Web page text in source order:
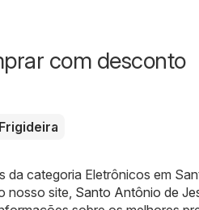
com desconto
Frigideira
da categoria Eletrônicos em
nosso site, Santo Antônio de